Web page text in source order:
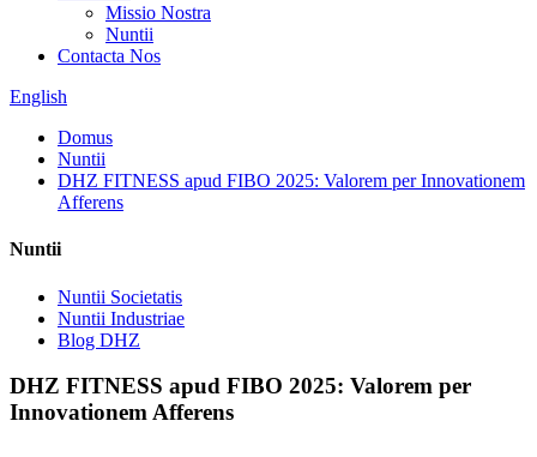
Missio Nostra
Nuntii
Contacta Nos
English
Domus
Nuntii
DHZ FITNESS apud FIBO 2025: Valorem per Innovationem
Afferens
Nuntii
Nuntii Societatis
Nuntii Industriae
Blog DHZ
DHZ FITNESS apud FIBO 2025: Valorem per
Innovationem Afferens